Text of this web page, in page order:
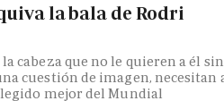
la bala de Rodri
cabeza que no le quieren a él
cuestión de imagen, necesitan
mejor del Mundial